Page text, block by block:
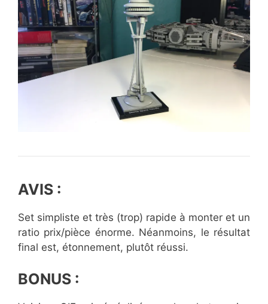
AVIS :
Set simpliste et très (trop) rapide à monter et un
ratio prix/pièce énorme. Néanmoins, le résultat
final est, étonnement, plutôt réussi.
BONUS :